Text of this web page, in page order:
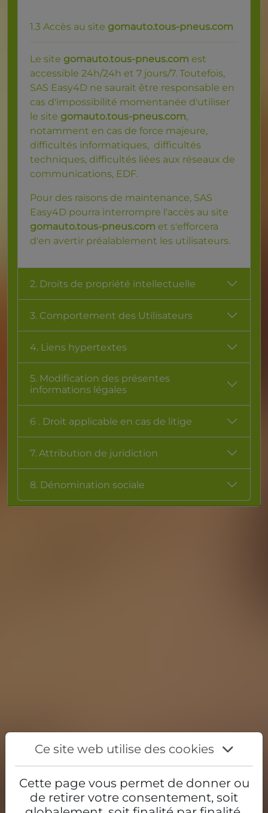
1.3 Accès au site gomauto.tous-pneus.com
Le site gomauto.tous-pneus.com est
accessible 24h/24h et 7 jours/7. Toutefois,
SAS Easy4D ne saurait être responsable en
cas d'impossibilité momentanée d'utiliser
le site gomauto.tous-pneus.com,
notamment en cas de force majeure,
difficultés informatiques, difficultés
techniques, difficultés liées aux réseaux de
communications, EDF.
Pour des raisons de maintenance, SAS
Easy4D pourra interrompre l'accès au site
gomauto.tous-pneus.com et s'efforcera
d'en avertir préalablement les utilisateurs.
2. Droits de propriété intellectuelle
3. Comportement des Utilisateurs
4. Liens hypertextes
5. Modification des présentes
informations légales
6 . Droit applicable en cas de litige
7. Attribution de juridiction
8. Dénomination sociale
Ce site web utilise des cookies
Cette page vous permet de donner ou
de retirer votre consentement, soit